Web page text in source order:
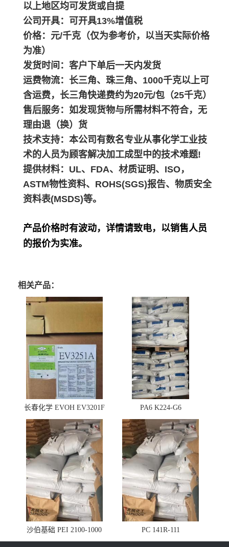
以上地区均可发货或自提
公司开具：可开具13%增值税
价格：元/千克（仅为参考价，以当天实际价格
为准）
发货时间：客户下单后一天内发货
运费物流：长三角、珠三角、1000千克以上可
含运费，长三角快递费约为20元/包（25千克）
售后服务：如发现货物与所需材料不符合，无
理由退（换）货
技术支持：本公司有数名专业从事化学工业技
术的人员为顾客解决加工成型中的技术难题!
提供材料：UL、FDA、材质证明、ISO，
ASTM物性资料、ROHS(SGS)报告、物质安全
资料表(MSDS)等。
产品价格时有波动，详情请致电，以销售人员
的报价为实准。
相关产品：
长春化学 EVOH EV3201F PA6 K224-G6
沙伯基础 PEI 2100-1000 PC 141R-111